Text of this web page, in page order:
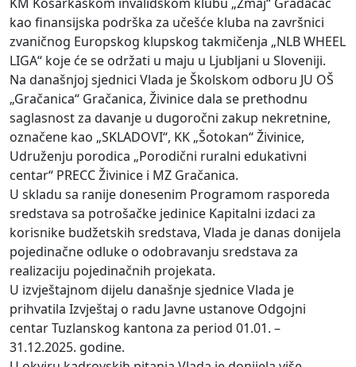
kao finansijska podrška za učešće kluba na završnici
zvaničnog Europskog klupskog takmičenja „NLB WHEEL
LIGA“ koje će se održati u maju u Ljubljani u Sloveniji.
Na današnjoj sjednici Vlada je Školskom odboru JU OŠ
„Gračanica“ Gračanica, Živinice dala se prethodnu
saglasnost za davanje u dugoročni zakup nekretnine,
označene kao „SKLADOVI“, KK „Šotokan“ Živinice,
Udruženju porodica „Porodični ruralni edukativni
centar“ PRECC Živinice i MZ Gračanica.
U skladu sa ranije donesenim Programom rasporeda
sredstava sa potrošačke jedinice Kapitalni izdaci za
korisnike budžetskih sredstava, Vlada je danas donijela
pojedinačne odluke o odobravanju sredstava za
realizaciju pojedinačnih projekata.
U izvještajnom dijelu današnje sjednice Vlada je
prihvatila Izvještaj o radu Javne ustanove Odgojni
centar Tuzlanskog kantona za period 01.01. –
31.12.2025. godine.